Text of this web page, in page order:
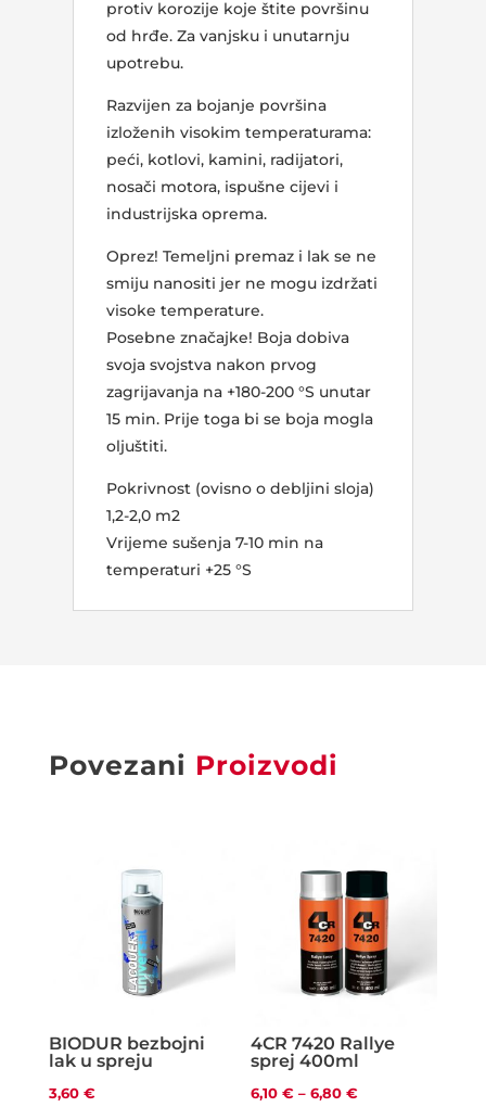
protiv korozije koje štite površinu
od hrđe. Za vanjsku i unutarnju
upotrebu.
Razvijen za bojanje površina
izloženih visokim temperaturama:
peći, kotlovi, kamini, radijatori,
nosači motora, ispušne cijevi i
industrijska oprema.
Oprez! Temeljni premaz i lak se ne
smiju nanositi jer ne mogu izdržati
visoke temperature.
Posebne značajke! Boja dobiva
svoja svojstva nakon prvog
zagrijavanja na +180-200 °S unutar
15 min. Prije toga bi se boja mogla
oljuštiti.
Pokrivnost (ovisno o debljini sloja)
1,2-2,0 m2
Vrijeme sušenja 7-10 min na
temperaturi +25 °S
Povezani Proizvodi
BIODUR bezbojni
lak u spreju
3,60 €
4CR 7420 Rallye
sprej 400ml
6,10€ – 6,80€Raspon